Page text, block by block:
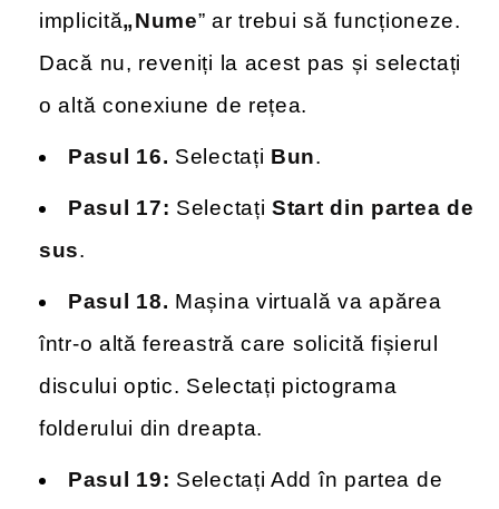
implicită„Nume” ar trebui să funcționeze.
Dacă nu, reveniți la acest pas și selectați
o altă conexiune de rețea.
Pasul 16. Selectați Bun.
Pasul 17: SelectațiStart din partea de
sus.
Pasul 18. Mașina virtuală va apărea
într-o altă fereastră care solicită fișierul
discului optic. Selectați pictograma
folderului din dreapta.
Pasul 19: Selectați Add în partea de